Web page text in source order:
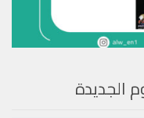
الجديدة